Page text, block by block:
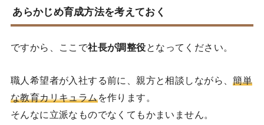
あらかじめ育成方法を考えておく
ですから、ここで社長が調整役となってください。
職人希望者が入社する前に、親方と相談しながら、簡単
な教育カリキュラムを作ります。
そんなに立派なものでなくてもかまいません。